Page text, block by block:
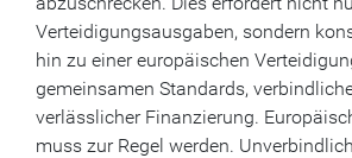
Verteidigungsausgaben, sondern
hin zu einer europäischen
gemeinsamen Standards,
verlässlicher Finanzierung.
muss zur Regel werden.